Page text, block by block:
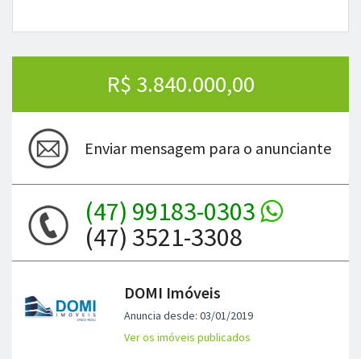
R$ 3.840.000,00
Enviar mensagem para o anunciante
(47) 99183-0303
(47) 3521-3308
DOMI Imóveis
Anuncia desde: 03/01/2019
Ver os imóveis publicados